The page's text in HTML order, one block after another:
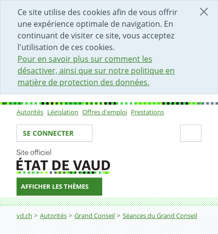
Ce site utilise des cookies afin de vous offrir
une expérience optimale de navigation. En
continuant de visiter ce site, vous acceptez
l'utilisation de ces cookies.
Pour en savoir plus sur comment les
désactiver, ainsi que sur notre politique en
matière de protection des données.
DÉBUT DU CONTENU DE LA PAGE
ACCÈS AU CHAMP DE RECHERCHE
PAGE D'ACCUEIL
FORMULAIRE DE CONTACT
Sous-navigation
Autorités Législation Offres d'emploi Prestations
Votre identité
SE CONNECTER
AFFICHER LES THÈMES
Fil d'Ariane
vd.ch Autorités Grand Conseil Séances du Grand Conseil